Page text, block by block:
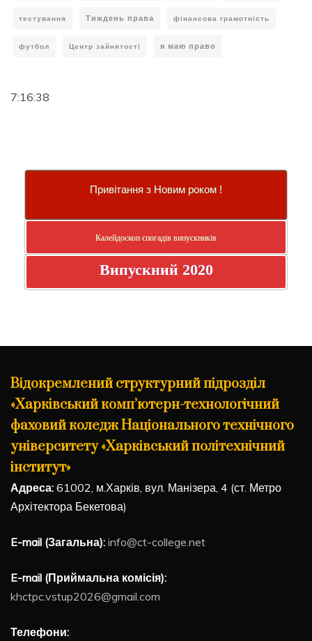
тестування Тиждень права фінансова грамотність
футбол Центр зайнятості я маю право
7:16:39
Привітання з Новим роком !
Калейдоскоп спогадів випускників
Випускний 2020
Відокремлений структурний підрозділ
«Харківський комп’ютерн-технологічний
фаховий коледж Національного технічного
університету «Харківський політехнічний
інститут»
Адреса: 61002, м.Харків, вул. Манізера, 4 (ст. Метро
Архітектора Бекетова)
E-mail (Загальна): info@ct-college.net
E-mail (Приймальна комісія):
khctpc.vstup2026@gmail.com
Телефони: